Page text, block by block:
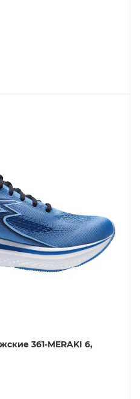
361-MERAKI 6,